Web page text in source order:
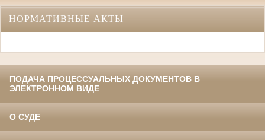
НОРМАТИВНЫЕ АКТЫ
ПОДАЧА ПРОЦЕССУАЛЬНЫХ ДОКУМЕНТОВ В
ЭЛЕКТРОННОМ ВИДЕ
О СУДЕ